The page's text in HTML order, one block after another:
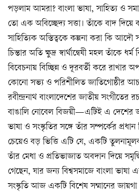
পড়লাম আমরা? বাংলা ভাষা, সাহিত্য ও
তো এক অবিচ্ছেদ্য সত্তা। তাঁকে বাদ দিয়ে
সাহিত্যিক অস্তিত্বকে কল্পনা করা কি আদৌ
চিন্তার অতি ক্ষুদ্র স্বার্থান্বেষী মহল তাঁকে ধর্ম
বিবেচনায় বিচ্ছিন্ন ও দূরবর্তী করে রাখার
কোনো সভ্য ও পরিশীলিত জাতিগোষ্ঠীর
রবীন্দ্রনাথ বাংলাদেশের জাতীয় সংগীতের
বাঙালি নোবেল বিজয়ী—এটিই এ দেশের
ভাষা ও সংস্কৃতির সঙ্গে তাঁর সম্পর্কের
চেয়েও বড় ভিত্তি এটি যে, একটি
তাঁর মেধা ও প্রতিভাজাত অবদান দিয়ে
গেছেন, যার জন্য বিশ্বসমাজে বাংলা ভাষা
সংস্কৃতি আজ একটি বিশেষ সম্মানের